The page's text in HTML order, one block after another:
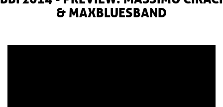
& MAXBLUESBAND